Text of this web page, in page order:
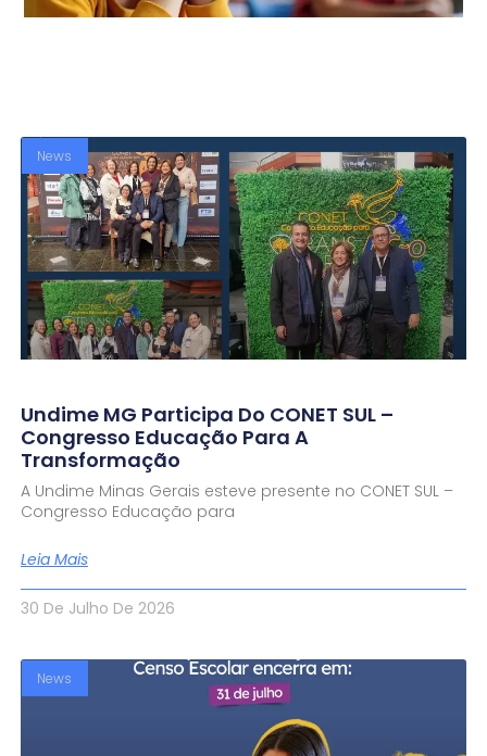
News
Undime MG Participa Do CONET SUL –
Congresso Educação Para A
Transformação
A Undime Minas Gerais esteve presente no CONET SUL –
Congresso Educação para
Leia Mais
30 De Julho De 2026
News